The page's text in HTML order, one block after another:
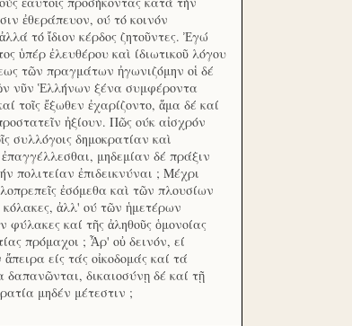
ἐθεράπευον, ού τό κοινόν
τό ἴδιον κέρδος ζητοῦντες. Ἐγώ
ὑπέρ ἐλευθέρου καὶ ίδιωτικοῦ λόγου
τῶν πραγμάτων ἠγωνιζόμην οἱ δέ
νῦν Ἑλλήνων ξένα συμφέροντα
τοῖς ἔξωθεν ἐχαρίζοντο, ἅμα δέ καί
ἠξίουν. Πῶς ούκ αἰσχρόν
συλλόγοις δημοκρατίαν καὶ
μηδεμίαν δέ πράξιν
πολιτείαν ἐπιδεικνύναι ; Μέχρι
ἐσόμεθα καὶ τῶν πλουσίων
ἀλλ' ού τῶν ἡμετέρων
φύλακες καί τῆς ἀληθοῦς ὁμονοίας
πρόμαχοι ; Ἆρ' οὐ δεινόν, εί
είς τάς οἰκοδομάς καί τά
δαπανῶνται, δικαιοσύνῃ δέ καί τῇ
μηδέν μέτεστιν ;